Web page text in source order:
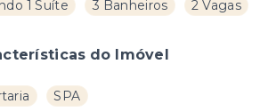
1 Suíte 3 Banheiros 2 Vagas
do Imóvel
SPA